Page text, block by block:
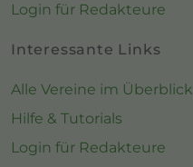
Login für Redakteure
Interessante Links
Alle Vereine im Überblick
Hilfe & Tutorials
Login für Redakteure